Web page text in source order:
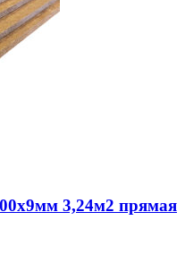
3,24м2 прямая